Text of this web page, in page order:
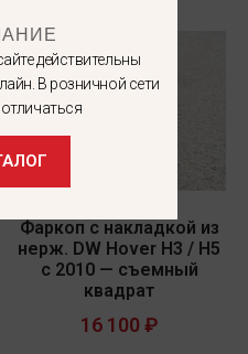
Фаркоп c накладкой из
нерж. DW Hover H3 / H5
с 2010 — съемный
квадрат
16 100 ₽
действительны
В розничной сети